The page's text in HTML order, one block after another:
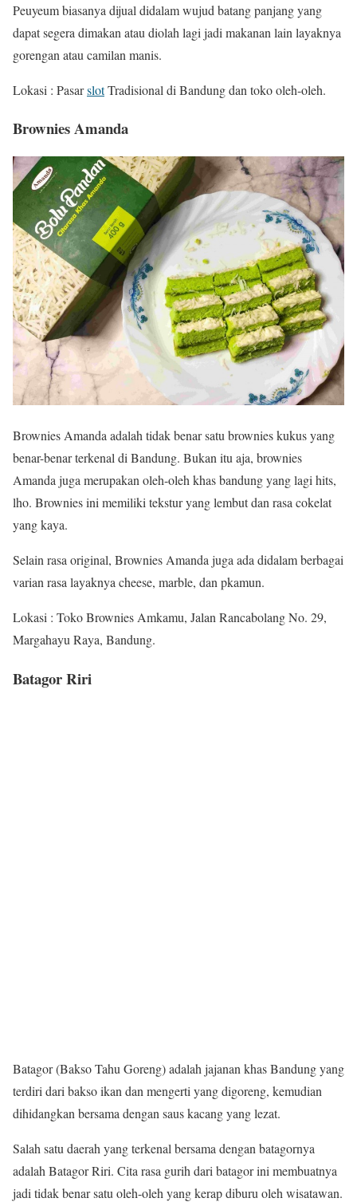
Peuyeum biasanya dijual didalam wujud batang panjang yang
dapat segera dimakan atau diolah lagi jadi makanan lain layaknya
gorengan atau camilan manis.
Lokasi : PasarslotTradisional di Bandung dan toko oleh-oleh.
Brownies Amanda
Brownies Amanda adalah tidak benar satu brownies kukus yang
benar-benar terkenal di Bandung. Bukan itu aja, brownies
Amanda juga merupakan oleh-oleh khas bandung yang lagi hits,
lho. Brownies ini memiliki tekstur yang lembut dan rasa cokelat
yang kaya.
Selain rasa original, Brownies Amanda juga ada didalam berbagai
varian rasa layaknya cheese, marble, dan pkamun.
Lokasi : Toko Brownies Amkamu, Jalan Rancabolang No. 29,
Margahayu Raya, Bandung.
Batagor Riri
Batagor (Bakso Tahu Goreng) adalah jajanan khas Bandung yang
terdiri dari bakso ikan dan mengerti yang digoreng, kemudian
dihidangkan bersama dengan saus kacang yang lezat.
Salah satu daerah yang terkenal bersama dengan batagornya
adalah Batagor Riri. Cita rasa gurih dari batagor ini membuatnya
jadi tidak benar satu oleh-oleh yang kerap diburu oleh wisatawan.